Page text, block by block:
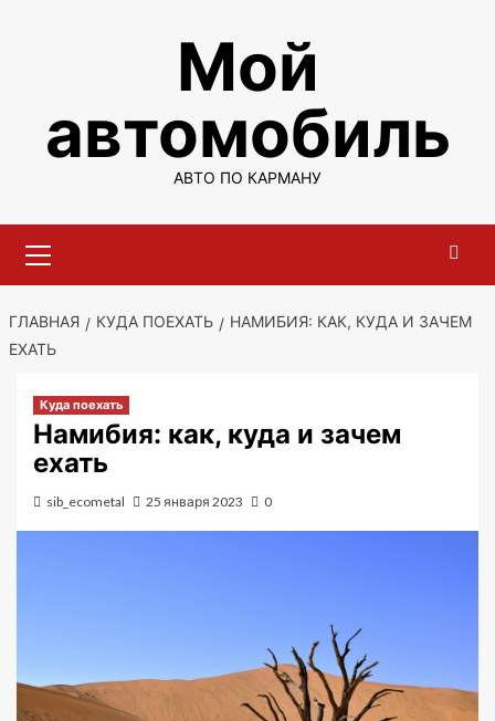
Мой
автомобиль
АВТО ПО КАРМАНУ
меню
ГЛАВНАЯ КУДА ПОЕХАТЬ
НАМИБИЯ: КАК, КУДА И ЗАЧЕМ
ЕХАТЬ
Куда поехать
Намибия: как, куда и зачем
ехать
sib_ecometal 25 января 2023 0